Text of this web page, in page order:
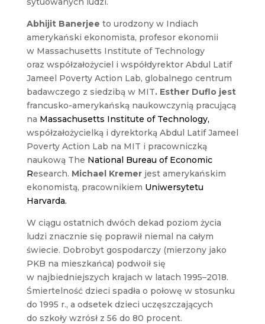
Abhijit Banerjee to urodzony w Indiach
amerykański ekonomista, profesor ekonomii
w Massachusetts Institute of Technology
oraz współzałożyciel i współdyrektor Abdul Latif
Jameel Poverty Action Lab, globalnego centrum
badawczego z siedzibą w MIT. Esther Duflo jest
francusko-amerykańską naukowczynią pracującą
na Massachusetts Institute of Technology,
współzałożycielką i dyrektorką Abdul Latif Jameel
Poverty Action Lab na MIT i pracowniczką
naukową The National Bureau of Economic
Research. Michael Kremerjest amerykańskim
ekonomistą, pracownikiem Uniwersytetu
Harvarda.
W ciągu ostatnich dwóch dekad poziom życia
ludzi znacznie się poprawił niemal na całym
świecie. Dobrobyt gospodarczy (mierzony jako
PKB na mieszkańca) podwoił się
w najbiedniejszych krajach w latach 1995–2018.
Śmiertelność dzieci spadła o połowę w stosunku
do 1995 r., a odsetek dzieci uczęszczających
do szkoły wzrósł z 56 do 80 procent.